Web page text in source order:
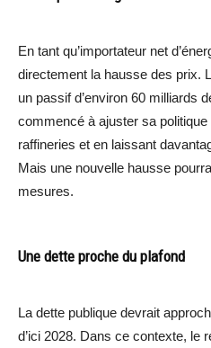
En tant qu’importateur net
directement la hausse des prix.
un passif d’environ 60 milliards
commencé à ajuster sa
raffineries et en laissant
Mais une nouvelle hausse
mesures.
Une dette proche du plafond
La dette publique devrait
d’ici 2028. Dans ce contexte, le